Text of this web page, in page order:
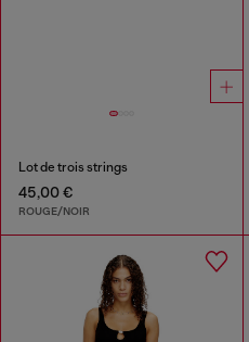
Lot de trois strings
45,00 €
ROUGE/NOIR